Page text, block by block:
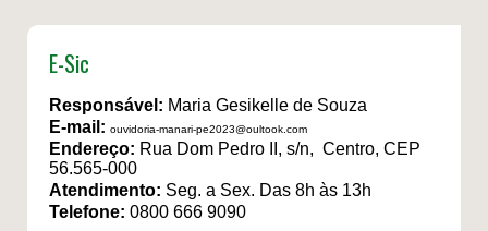
E-Sic
Responsável: Maria Gesikelle de Souza
E-mail: ouvidoria-manari-pe2023@oultook.com
Endereço: Rua Dom Pedro II, s/n, Centro, CEP
56.565-000
Atendimento: Seg. a Sex. Das 8h às 13h
Telefone: 0800 666 9090